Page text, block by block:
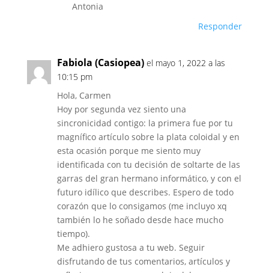
Antonia
Responder
Fabiola (Casiopea) el mayo 1, 2022 a las
10:15 pm
Hola, Carmen
Hoy por segunda vez siento una
sincronicidad contigo: la primera fue por tu
magnífico artículo sobre la plata coloidal y en
esta ocasión porque me siento muy
identificada con tu decisión de soltarte de las
garras del gran hermano informático, y con el
futuro idílico que describes. Espero de todo
corazón que lo consigamos (me incluyo xq
también lo he soñado desde hace mucho
tiempo).
Me adhiero gustosa a tu web. Seguir
disfrutando de tus comentarios, artículos y